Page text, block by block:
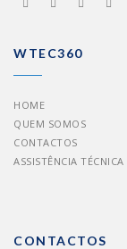
WTEC360
HOME
QUEM SOMOS
CONTACTOS
ASSISTÊNCIA TÉCNICA
CONTACTOS